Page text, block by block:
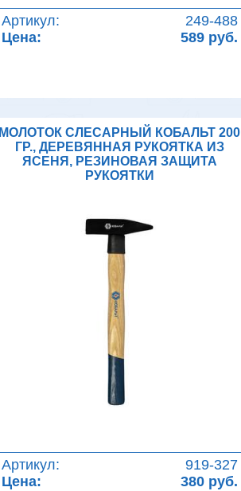
Артикул:
249-488
Цена:
589 руб.
МОЛОТОК СЛЕСАРНЫЙ КОБАЛЬТ 200
ГР., ДЕРЕВЯННАЯ РУКОЯТКА ИЗ
ЯСЕНЯ, РЕЗИНОВАЯ ЗАЩИТА
РУКОЯТКИ
Артикул:
919-327
Цена:
380 руб.